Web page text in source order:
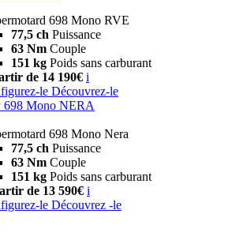
698 Mono RVE
77,5 ch Puissance
63 Nm Couple
151 kg Poids sans carburant
de 14 190€ i
le Découvrez-le
698 Mono NERA
698 Mono Nera
77,5 ch Puissance
63 Nm Couple
151 kg Poids sans carburant
de 13 590€ i
le Découvrez -le